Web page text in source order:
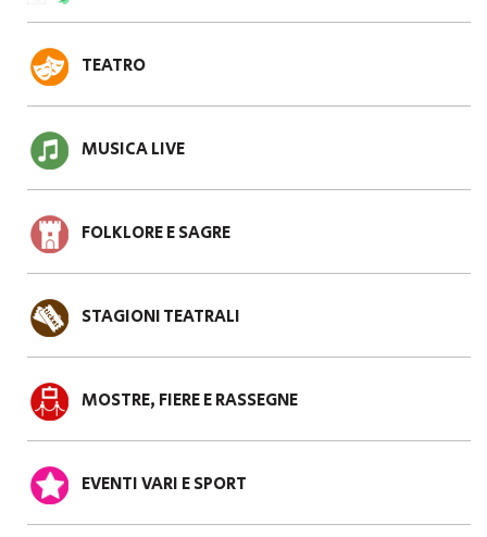
TEATRO
MUSICA LIVE
FOLKLORE E SAGRE
STAGIONI TEATRALI
MOSTRE, FIERE E RASSEGNE
EVENTI VARI E SPORT